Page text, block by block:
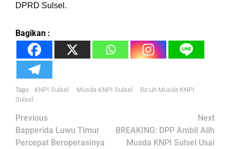
DPRD Sulsel.
Bagikan :
Tags: KNPI Sulsel Musda KNPI Sulsel
Ricuh Musda KNPI
Sulsel
Post
navigation
Previous
Bapperida Luwu Timur
Percepat Beroperasinya
Next
BREAKING: DPP Ambil Alih
Musda KNPI Sulsel Usai